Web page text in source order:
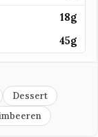
18g
45g
Dessert